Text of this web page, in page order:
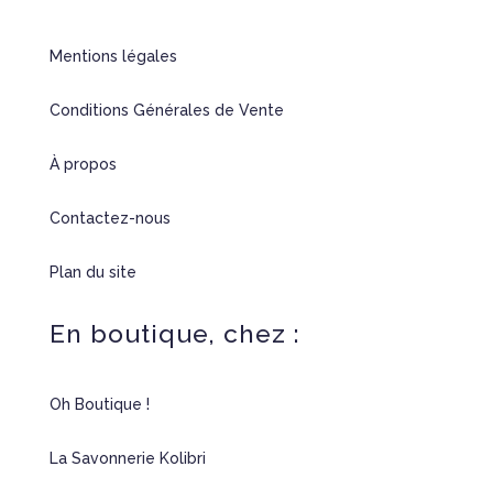
Mentions légales
Conditions Générales de Vente
À propos
Contactez-nous
Plan du site
En boutique, chez :
Oh Boutique !
La Savonnerie Kolibri